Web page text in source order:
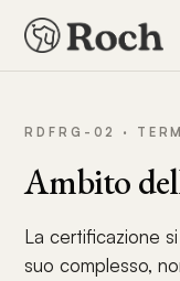
RDFRG-02 ·
Ambito
La certificazione
suo complesso,